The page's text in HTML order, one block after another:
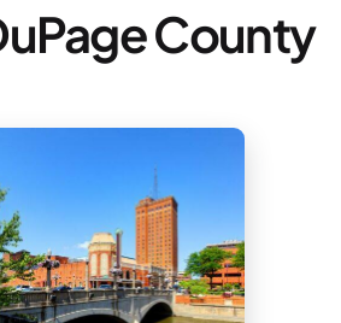
County